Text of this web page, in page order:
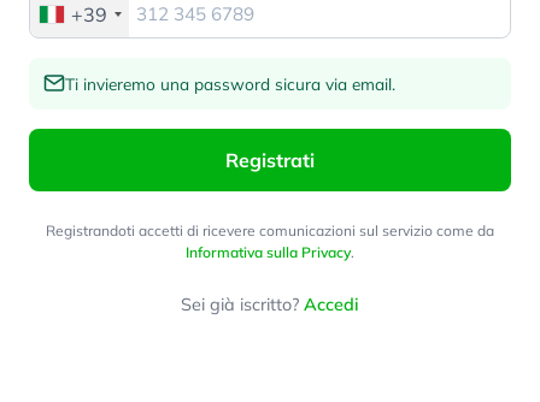
+39
Ti invieremo una password sicura via email.
Registrati
Registrandoti accetti di ricevere comunicazioni sul servizio come da
Informativa sulla Privacy.
Sei già iscritto? Accedi